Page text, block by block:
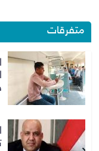
متفرقات